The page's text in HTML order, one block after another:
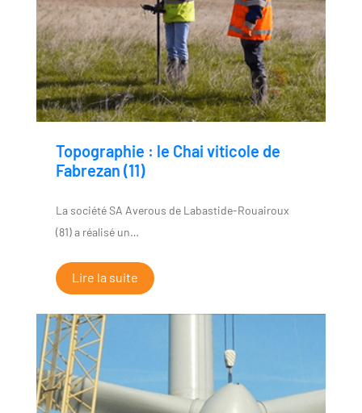
Topographie : le Chai viticole de
Fabrezan (11)
La société SA Averous de Labastide-Rouairoux
(81) a réalisé un…
Lire la suite